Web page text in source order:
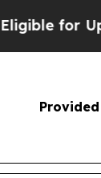
for Up to